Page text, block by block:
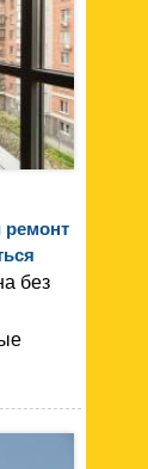
ремонт
без